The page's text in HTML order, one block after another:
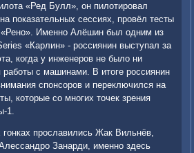
«Ред Булл», он пилотировал
показательных сессиях, провёл тесты
Именно Алёшин был одним из
«Карлин» - россиянин выступал за
когда у инженеров не было ни
работы с машинами. В итоге россиянин
спонсоров и переключился на
которые со многих точек зрения
1.
гонках прославились Жак Вильнёв,
Занарди, именно здесь